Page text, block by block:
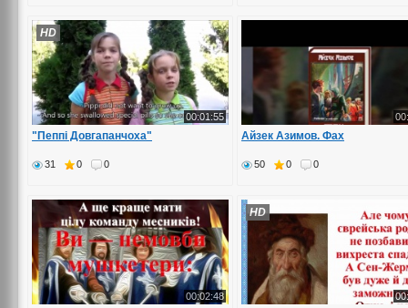
00:01:55
HD
"Пеппі Довгапанчоха"
31 0 0
Айзек Азимов. Фах
50 0 0
00:02:48
HD